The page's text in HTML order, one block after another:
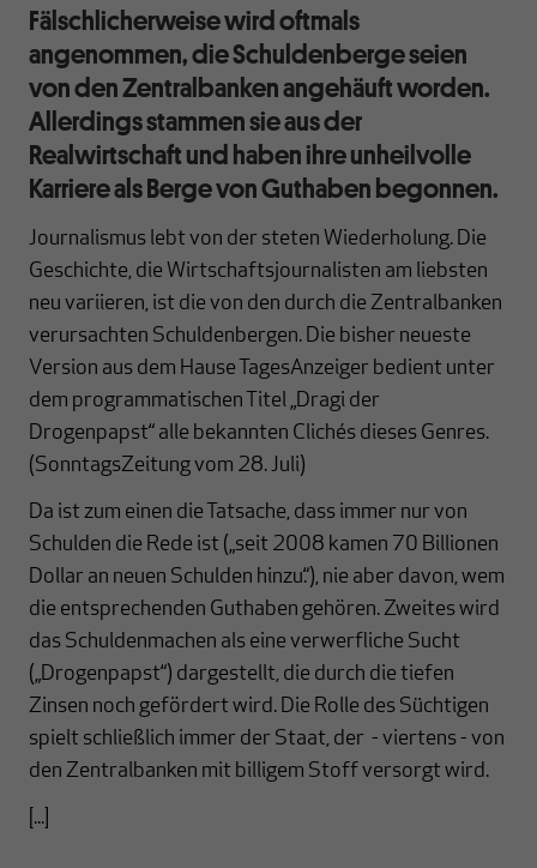
Fälschlicherweise wird oftmals
angenommen, die Schuldenberge seien
von den Zentralbanken angehäuft worden.
Allerdings stammen sie aus der
Realwirtschaft und haben ihre unheilvolle
Karriere als Berge von Guthaben begonnen.
Journalismus lebt von der steten Wiederholung. Die
Geschichte, die Wirtschaftsjournalisten am liebsten
neu variieren, ist die von den durch die Zentralbanken
verursachten Schuldenbergen. Die bisher neueste
Version aus dem Hause TagesAnzeiger bedient unter
dem programmatischen Titel „Dragi der
Drogenpapst“ alle bekannten Clichés dieses Genres.
(SonntagsZeitung vom 28. Juli)
Da ist zum einen die Tatsache, dass immer nur von
Schulden die Rede ist („seit 2008 kamen 70 Billionen
Dollar an neuen Schulden hinzu.“), nie aber davon, wem
die entsprechenden Guthaben gehören. Zweites wird
das Schuldenmachen als eine verwerfliche Sucht
(„Drogenpapst“) dargestellt, die durch die tiefen
Zinsen noch gefördert wird. Die Rolle des Süchtigen
spielt schließlich immer der Staat, der - viertens - von
den Zentralbanken mit billigem Stoff versorgt wird.
[...]